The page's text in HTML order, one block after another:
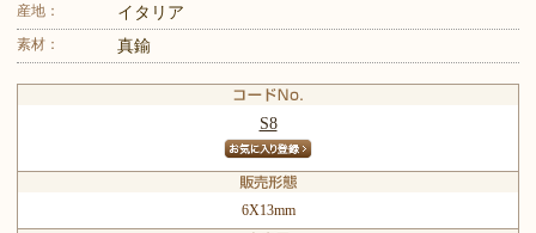
産地： イタリア
素材： 真鍮
S8
6X13mm